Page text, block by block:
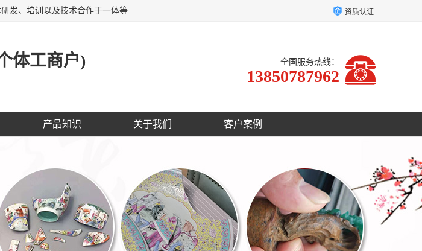
福建泉州洁圣士陶瓷修复技术有限公司位于福建泉州，是一家集瓷器修复及陶瓷制品修复技术研发、培训以及技术合作于一体等专业修复机构，公司主营：瓷器修复，陶瓷修复，瓷器无痕修复，陶瓷佛像修复，瓷器修复技术培训等。 洁圣士以全新的技术修复各种：古陶瓷、花瓶、餐具、工艺品、卫浴、颜色不一的金边、银边、花边，修复后基本无痕迹，修补成本低。丰富的经验为客户提供实用、优质服务！ 资质认证
体工商户) 全国服务热线：
13850787962
产品知识 关于我们 客户案例